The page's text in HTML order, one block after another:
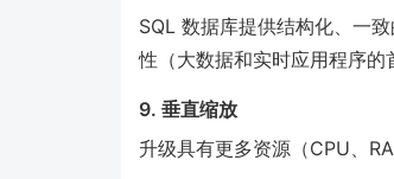
SQL 数据库提供结构化、一
性（大数据和实时应用程序的
9. 垂直缩放
升级具有更多资源（CPU、